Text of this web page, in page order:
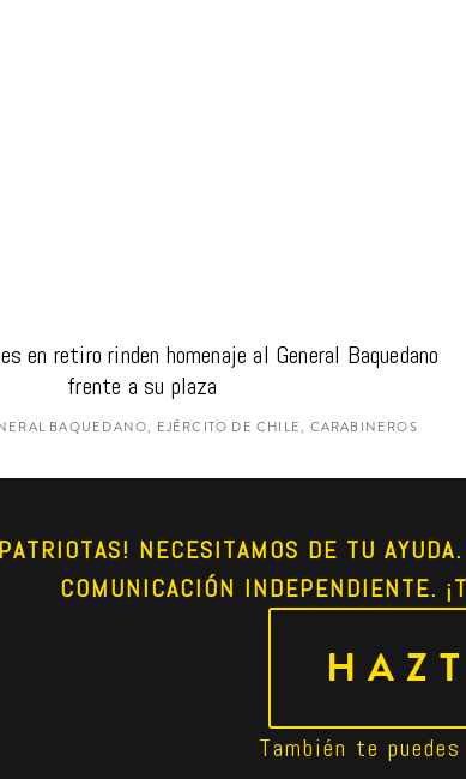
en retiro rinden homenaje al General Baquedano
frente a su plaza
BAQUEDANO, EJÉRCITO DE CHILE, CARABINEROS
NECESITAMOS DE TU
COMUNICACIÓN INDEPENDIENTE.
También te